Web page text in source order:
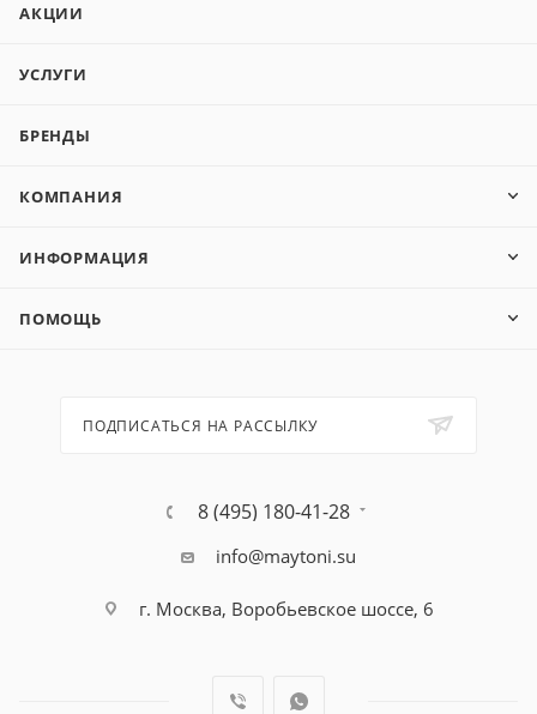
АКЦИИ
УСЛУГИ
БРЕНДЫ
КОМПАНИЯ
ИНФОРМАЦИЯ
ПОМОЩЬ
ПОДПИСАТЬСЯ НА РАССЫЛКУ
8 (495) 180-41-28
info@maytoni.su
г. Москва, Воробьевское шоссе, 6